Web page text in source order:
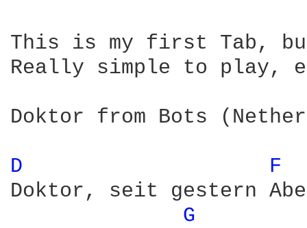
This is my first Tab,
Really simple to play,
Doktor from Bots
D
F
Doktor, seit gestern
G